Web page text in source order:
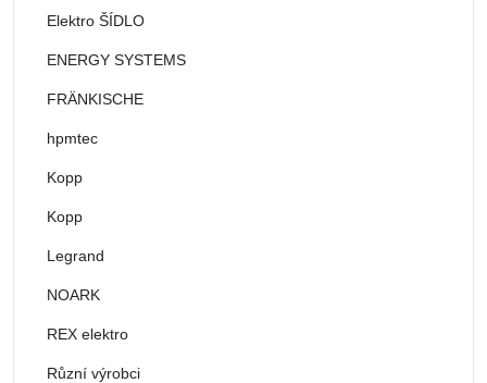
Elektro ŠÍDLO
ENERGY SYSTEMS
FRÄNKISCHE
hpmtec
Kopp
Kopp
Legrand
NOARK
REX elektro
Různí výrobci